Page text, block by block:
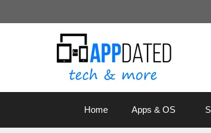
Inhalt
Home Apps & OS